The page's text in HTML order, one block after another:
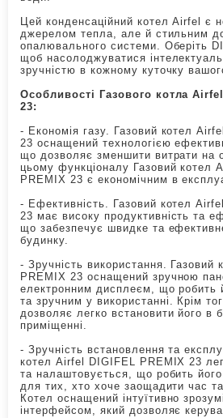
Цей конденсаційний котел Airfel є
джерелом тепла, але й стильним
опалювального системи. Оберіть
щоб насолоджуватися
зручністю в кожному куточку
Особливості Газового котла
23:
- Економія газу. Газовий котел
23 оснащений технологією
що дозволяє зменшити витрати на
цьому функціоналу Газовий котел
PREMIX 23 є економічним в
- Ефективність. Газовий котел
23 має високу продуктивність та
що забезпечує швидке та
будинку.
- Зручність використання.
PREMIX 23 оснащений зручною
електронним дисплеєм, що робить
та зручним у використанні. Крім
дозволяє легко встановити його в
приміщенні.
- Зручність встановлення та
котел Airfel DIGIFEL PREMIX 23
та налаштовується, що робить
для тих, хто хоче заощадити час та
Котел оснащений інтуїтивно
інтерфейсом, який дозволяє